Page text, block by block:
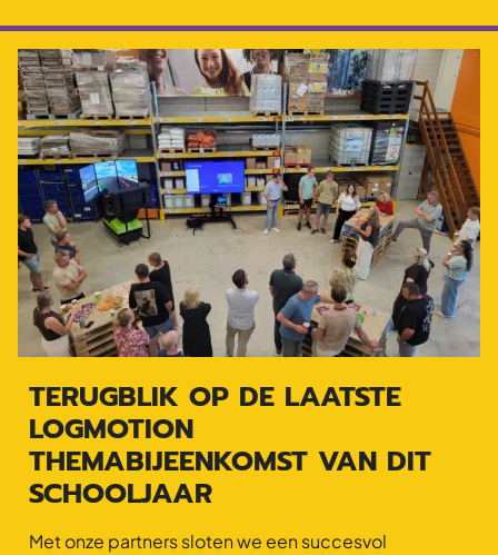
TERUGBLIK OP DE LAATSTE
LOGMOTION
THEMABIJEENKOMST VAN DIT
SCHOOLJAAR
Met onze partners sloten we een succesvol